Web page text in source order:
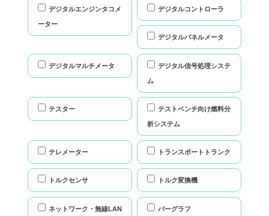
デジタルエンジンタコメ
ーター
デジタルコントローラ
デジタルパネルメータ
デジタルマルチメータ デジタル信号処理システ
ム
テスター テストベンチ向け燃料分
析システム
テレメーター トランスポートトランク
トルクセンサ トルク変換機
ネットワーク・無線LAN バーグラフ